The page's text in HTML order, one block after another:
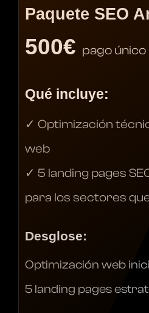
Paquete SEO
500€ pago único
Qué incluye:
✓ Optimización
web
✓ 5 landing pages
para los sectores
Desglose:
Optimización web
5 landing pages